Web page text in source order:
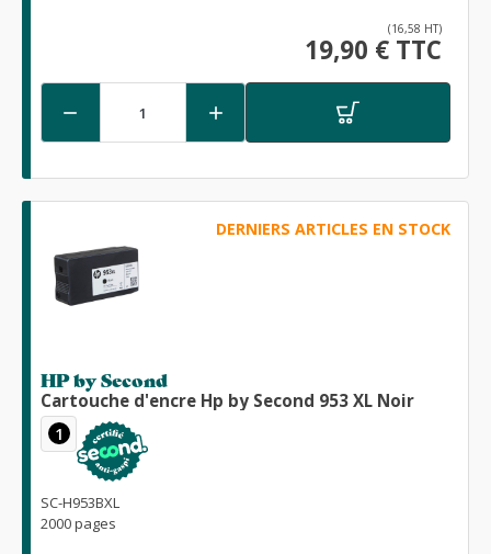
(16,58 HT)
19,90 € TTC
 
DERNIERS ARTICLES EN STOCK
HP by Second
Cartouche d'encre Hp by Second 953 XL Noir
1
SC-H953BXL
2000 pages